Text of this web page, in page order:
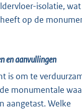
isolatie,
op de
en aanvullingen
is om te
monumentale
aangetast. Welke